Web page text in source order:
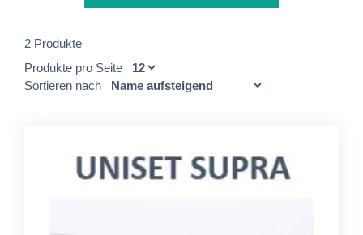
2 Produkte
Produkte pro Seite
Sortieren nach